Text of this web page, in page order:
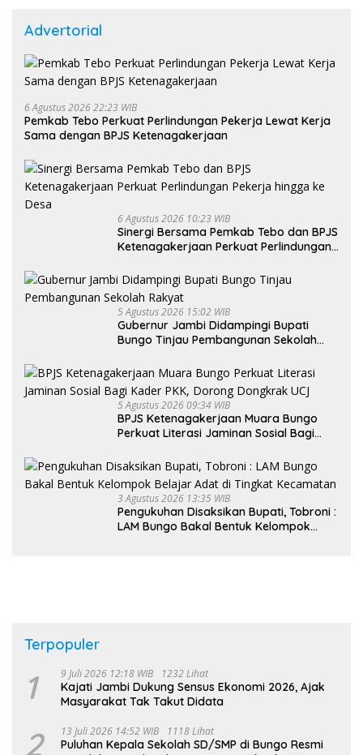
Advertorial
6 Agustus 2026 22:23 WIB
Pemkab Tebo Perkuat Perlindungan Pekerja Lewat Kerja
Sama dengan BPJS Ketenagakerjaan
6 Agustus 2026 10:23 WIB
Sinergi Bersama Pemkab Tebo dan BPJS
Ketenagakerjaan Perkuat Perlindungan
5 Agustus 2026 15:02 WIB
Gubernur Jambi Didampingi Bupati
Bungo Tinjau Pembangunan Sekolah
5 Agustus 2026 09:34 WIB
BPJS Ketenagakerjaan Muara Bungo
Perkuat Literasi Jaminan Sosial Bagi
3 Agustus 2026 13:35 WIB
Pengukuhan Disaksikan Bupati, Tobroni :
LAM Bungo Bakal Bentuk Kelompok
Terpopuler
1 9 Juli 2026 12:18 WIB 1232 Lihat
Kajati Jambi Dukung Sensus Ekonomi 2026, Ajak
Masyarakat Tak Takut Didata
2 13 Juli 2026 14:52 WIB 1118 Lihat
Puluhan Kepala Sekolah SD/SMP di Bungo Resmi